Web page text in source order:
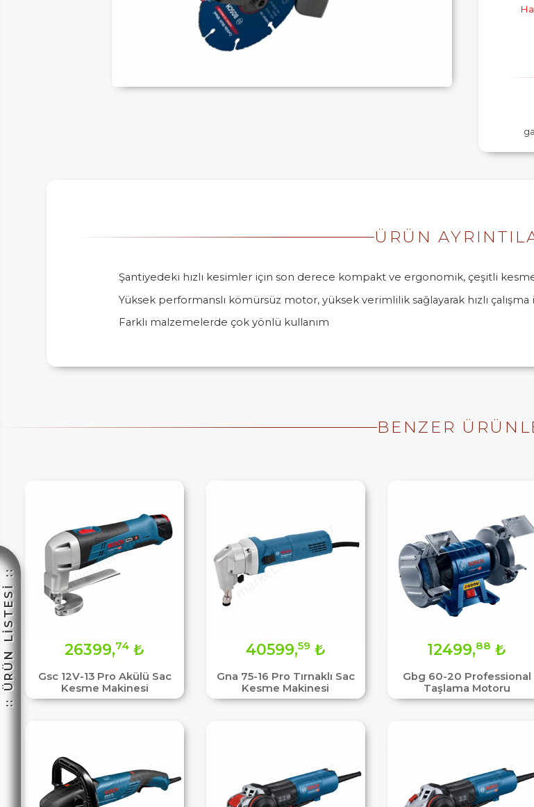
☽
:: ÜRÜN LİSTESİ ::
ÜRÜN
Şantiyedeki hızlı kesimler için son derece kompakt ve ergonomik, çeşitli kesme
Yüksek performanslı kömürsüz motor, yüksek verimlilik sağlayarak hızlı
Farklı malzemelerde çok yönlü kullanım
BENZER
Gsc 12V-13 Pro Akülü Sac
Kesme Makinesi
26399,74 ₺
Gna 75-16 Pro Tırnaklı Sac
Kesme Makinesi
40599,59 ₺
Gbg 60-20 Professional
Taşlama Motoru
12499,88 ₺